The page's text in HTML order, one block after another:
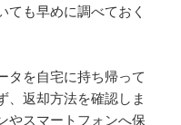
ても早めに調べておく
タを自宅に持ち帰って
、返却方法を確認しま
やスマートフォンへ保